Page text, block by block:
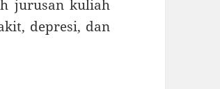
jurusan kuliah
depresi, dan